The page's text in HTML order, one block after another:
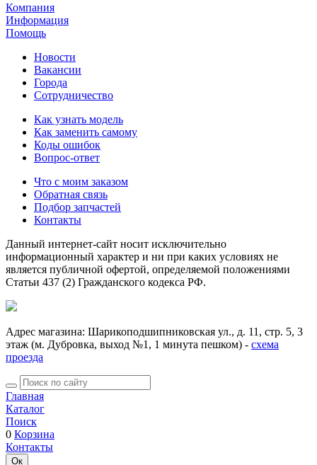
Компания
Информация
Помощь
Новости
Вакансии
Города
Сотрудничество
Как узнать модель
Как заменить самому
Коды ошибок
Вопрос-ответ
Что с моим заказом
Обратная связь
Подбор запчастей
Контакты
Данный интернет-сайт носит исключительно
информационный характер и ни при каких условиях не
является публичной офертой, определяемой положениями
Статьи 437 (2) Гражданского кодекса РФ.
Адрес магазина: Шарикоподшипниковская ул., д. 11, стр. 5, 3
этаж (м. Дубровка, выход №1, 1 минута пешком) - схема
проезда
Главная
Каталог
Поиск
0 Корзина
Контакты
Ок